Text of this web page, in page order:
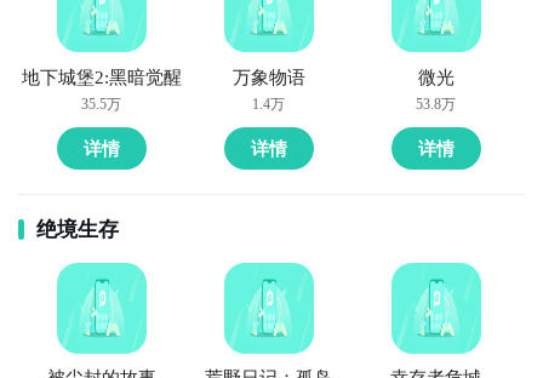
地下城堡2:黑暗觉醒
35.5万
详情
万象物语
1.4万
详情
微光
53.8万
详情
绝境生存